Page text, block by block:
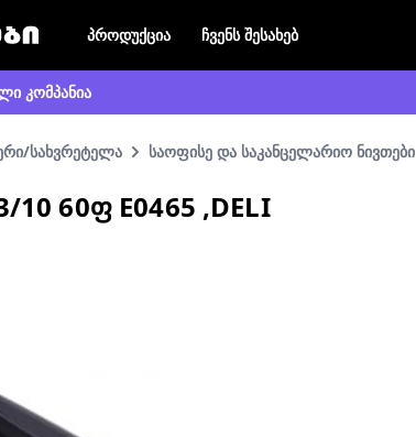
პროდუქცია ჩვენს შესახებ
კომპანია
სახვრეტელა საოფისე და საკანცელარიო ნივთები
10 60Ფ E0465 ,DELI